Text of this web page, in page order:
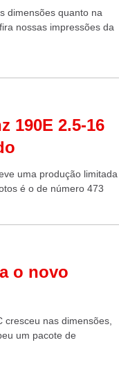
dimensões quanto na
nossas impressões da
190E 2.5-16
uma produção limitada
é o de número 473
o novo
nas dimensões,
um pacote de